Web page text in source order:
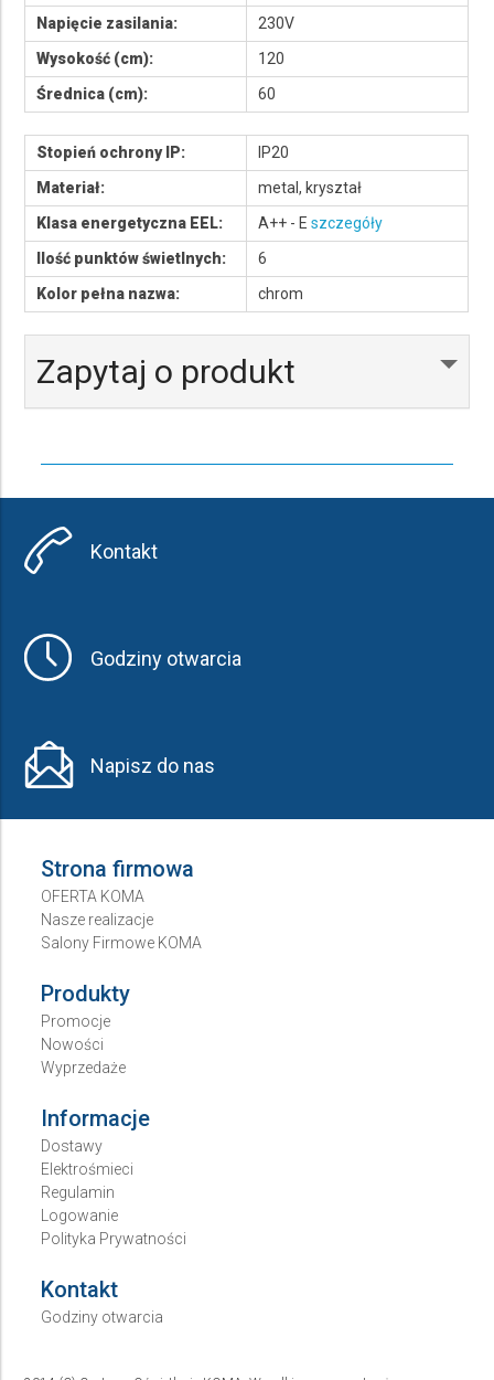
Napięcie zasilania:
230V
Wysokość (cm):
120
Średnica (cm):
60
Stopień ochrony IP:
IP20
Materiał:
metal, kryształ
Klasa energetyczna EEL:
A++ - Eszczegóły
Ilość punktów świetlnych:
6
Kolor pełna nazwa:
chrom
Zapytaj o produkt
Kontakt
Godziny otwarcia
Napisz do nas
Strona firmowa
OFERTA KOMA
Nasze realizacje
Salony Firmowe KOMA
Produkty
Promocje
Nowości
Wyprzedaże
Informacje
Dostawy
Elektrośmieci
Regulamin
Logowanie
Polityka Prywatności
Kontakt
Godziny otwarcia